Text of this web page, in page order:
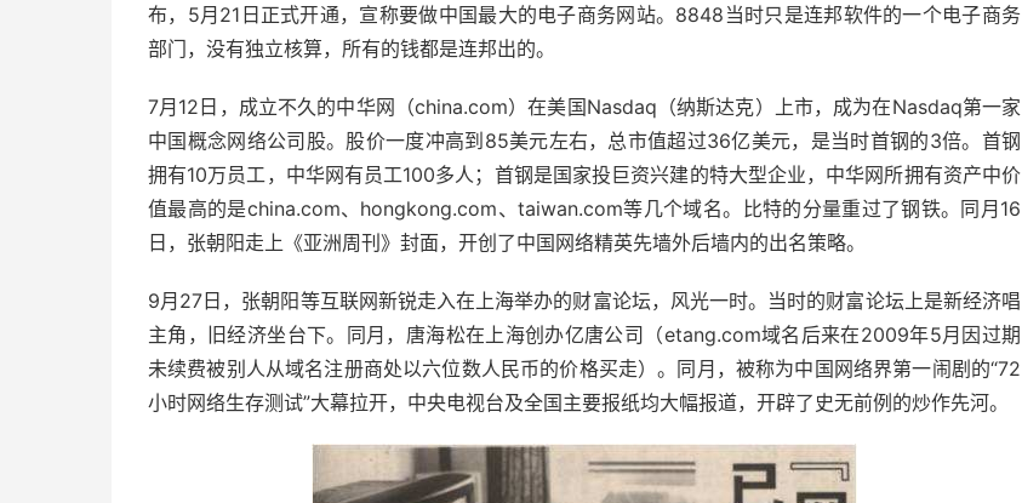
布，5月21日正式开通，宣称要做中国最大的电子商务网站。8848当时只是连邦软件的一个电子商务
部门，没有独立核算，所有的钱都是连邦出的。
7月12日，成立不久的中华网（china.com）在美国Nasdaq（纳斯达克）上市，成为在Nasdaq第一家
中国概念网络公司股。股价一度冲高到85美元左右，总市值超过36亿美元，是当时首钢的3倍。首钢
拥有10万员工，中华网有员工100多人；首钢是国家投巨资兴建的特大型企业，中华网所拥有资产中价
值最高的是china.com、hongkong.com、taiwan.com等几个域名。比特的分量重过了钢铁。同月16
日，张朝阳走上《亚洲周刊》封面，开创了中国网络精英先墙外后墙内的出名策略。
9月27日，张朝阳等互联网新锐走入在上海举办的财富论坛，风光一时。当时的财富论坛上是新经济唱
主角，旧经济坐台下。同月，唐海松在上海创办亿唐公司（etang.com域名后来在2009年5月因过期
未续费被别人从域名注册商处以六位数人民币的价格买走）。同月，被称为中国网络界第一闹剧的“72
小时网络生存测试”大幕拉开，中央电视台及全国主要报纸均大幅报道，开辟了史无前例的炒作先河。